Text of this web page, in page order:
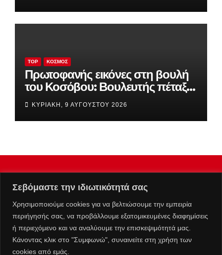
Σεβόμαστε την ιδιωτικότητά σας
Χρησιμοποιούμε cookies για να βελτιώσουμε την εμπειρία
περιήγησής σας, να προβάλλουμε εξατομικευμένες διαφημίσεις
ή περιεχόμενο και να αναλύουμε την επισκεψιμότητά μας.
Κάνοντας κλικ στο "Συμφωνώ", συναινείτε στη χρήση των
cookies από εμάς.
TOP ΚΌΣΜΟΣ
Πρωτοφανής εικόνες στη βουλή
του Κοσόβου: Βουλευτής πέταξε
αυγά στον πρωθυπουργό
(βίντεο)
ΚΥΡΙΑΚΉ, 9 ΑΥΓΟΎΣΤΟΥ 2026